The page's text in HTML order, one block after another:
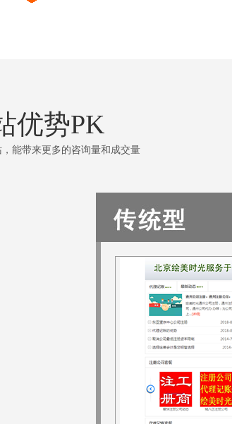
优势PK
能带来更多的咨询量和成交量